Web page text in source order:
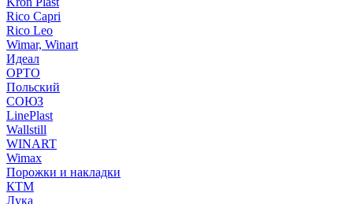
Rico Capri
Rico Leo
Wimar, Winart
Идеал
ОРТО
Польский
СОЮЗ
LinePlast
Wallstill
WINART
Wimax
Порожки и накладки
КТМ
Лука